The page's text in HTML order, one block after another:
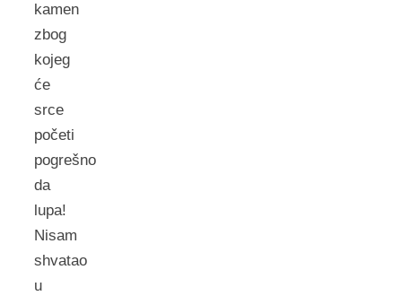
kamen
zbog
kojeg
će
srce
početi
pogrešno
da
lupa!
Nisam
shvatao
u